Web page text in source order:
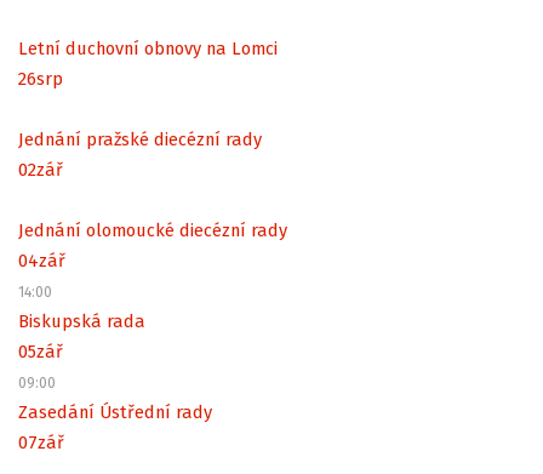
Letní duchovní obnovy na Lomci
26srp
Jednání pražské diecézní rady
02zář
Jednání olomoucké diecézní rady
04zář
14:00
Biskupská rada
05zář
09:00
Zasedání Ústřední rady
07zář